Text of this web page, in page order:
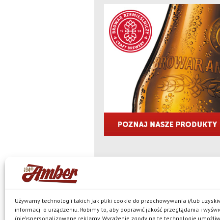
Używamy technologii takich jak pliki cookie do przechowywania i/lub
informacji o urządzeniu. Robimy to, aby poprawić jakość przeglądania i
(nie)spersonalizowane reklamy. Wyrażenie zgody na te technologie
jest właścicielem browaru w Bielkówku oraz marek: